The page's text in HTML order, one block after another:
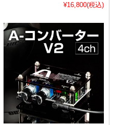
¥16,800(税込)